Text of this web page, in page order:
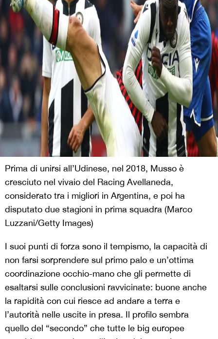
Prima di unirsi all’Udinese, nel 2018, Musso è
cresciuto nel vivaio del Racing Avellaneda,
considerato tra i migliori in Argentina, e poi ha
disputato due stagioni in prima squadra (Marco
Luzzani/Getty Images)
I suoi punti di forza sono il tempismo, la capacità di
non farsi sorprendere sul primo palo e un’ottima
coordinazione occhio-mano che gli permette di
esaltarsi sulle conclusioni ravvicinate: buone anche
la rapidità con cui riesce ad andare a terra e
l’autorità nelle uscite in presa. Il profilo sembra
quello del “secondo” che tutte le big europee